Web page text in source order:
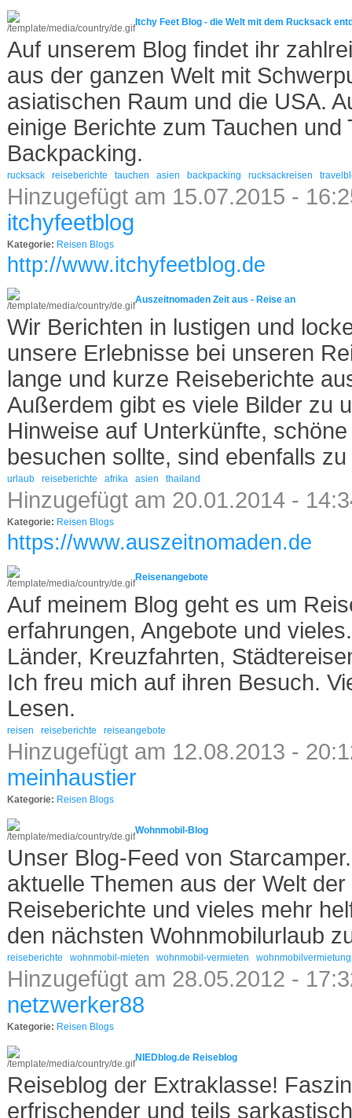
Itchy Feet Blog - die Welt mit dem Rucksack
Auf unserem Blog findet ihr
aus der ganzen Welt mit
asiatischen Raum und die USA.
einige Berichte zum Tauchen und
Backpacking.
rucksack reiseberichte tauchen asien backpacking rucksackreisen
Hinzugefügt am 15.07.2015 -
itchyfeetblog
Kategorie: Reisen Blogs
http://www.itchyfeetblog.de
Auszeitnomaden Zeit aus - Reise an
Wir Berichten in lustigen und
unsere Erlebnisse bei unseren
lange und kurze Reiseberichte
Außerdem gibt es viele Bilder zu
Hinweise auf Unterkünfte,
besuchen sollte, sind ebenfalls
urlaub reiseberichte afrika asien thailand
Hinzugefügt am 20.01.2014 -
Kategorie: Reisen Blogs
https://www.auszeitnomaden.de
Reisenangebote
Auf meinem Blog geht es um
erfahrungen, Angebote und
Länder, Kreuzfahrten,
Ich freu mich auf ihren Besuch.
Lesen.
reisen reiseberichte reiseangebote
Hinzugefügt am 12.08.2013 -
meinhaustier
Kategorie: Reisen Blogs
Wohnmobil-Blog
Unser Blog-Feed von
aktuelle Themen aus der Welt
Reiseberichte und vieles mehr
den nächsten Wohnmobilurlaub
reiseberichte wohnmobil-mieten wohnmobil-vermieten wohnmobilvermietung
Hinzugefügt am 28.05.2012 -
netzwerker88
Kategorie: Reisen Blogs
NIEDblog.de Reiseblog
Reiseblog der Extraklasse!
erfrischender und teils